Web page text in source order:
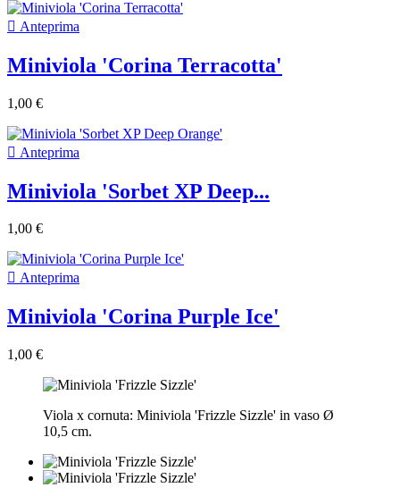
 Anteprima
Miniviola 'Corina Terracotta'
1,00 €
 Anteprima
Miniviola 'Sorbet XP Deep...
1,00 €
 Anteprima
Miniviola 'Corina Purple Ice'
1,00 €
Viola x cornuta: Miniviola 'Frizzle Sizzle' in vaso Ø
10,5 cm.